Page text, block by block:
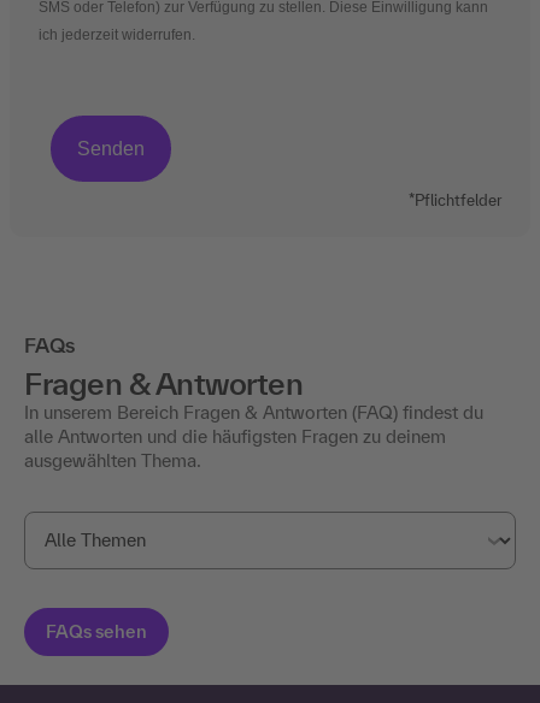
SMS oder Telefon) zur Verfügung zu stellen. Diese Einwilligung kann
ich jederzeit widerrufen.
*Pflichtfelder
FAQs
Fragen & Antworten
In unserem Bereich Fragen & Antworten (FAQ) findest du
alle Antworten und die häufigsten Fragen zu deinem
ausgewählten Thema.